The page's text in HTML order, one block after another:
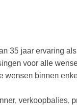
35 jaar ervaring
voor alle
wensen binnen
verkoopbalies,